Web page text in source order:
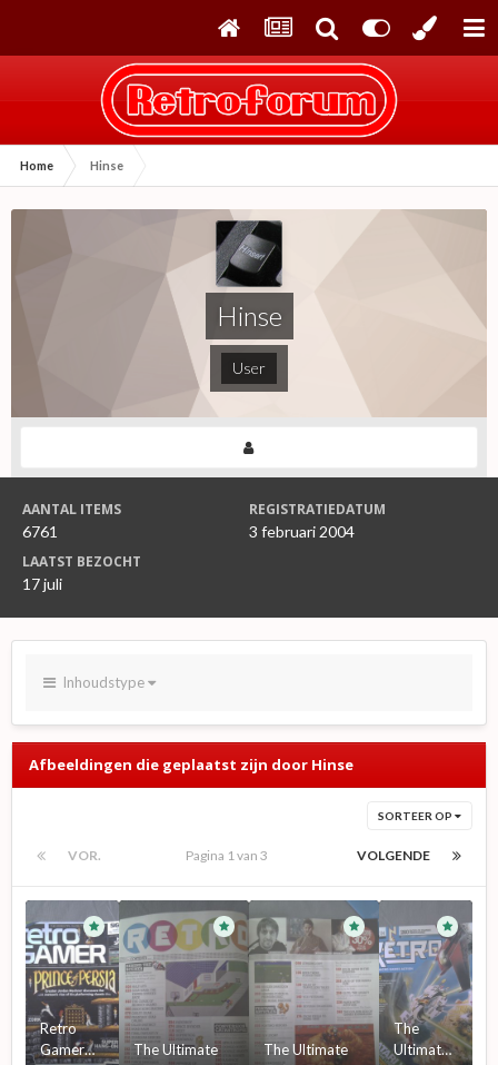
Home Hinse
Hinse
User
AANTAL ITEMS
6761
REGISTRATIEDATUM
3 februari 2004
LAATST BEZOCHT
17 juli
Inhoudstype
Afbeeldingen die geplaatst zijn door Hinse
SORTEER OP
VOR. VOLGENDE
Pagina 1 van 3
Retro
Gamer
The Ultimate
The Ultimate
The
Ultimate